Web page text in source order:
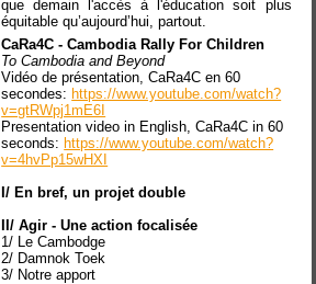
que demain l'accès à l'éducation soit plus
équitable qu’aujourd’hui, partout.
CaRa4C - Cambodia Rally For Children
To Cambodia and Beyond
Vidéo de présentation, CaRa4C en 60
secondes: https://www.youtube.com/watch?
v=gtRWpj1mE6I
Presentation video in English, CaRa4C in 60
seconds: https://www.youtube.com/watch?
v=4hvPp15wHXI
I/ En bref, un projet double
II/ Agir - Une action focalisée
1/ Le Cambodge
2/ Damnok Toek
3/ Notre apport